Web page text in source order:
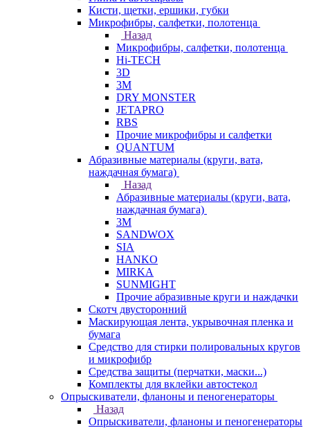
Кисти, щетки, ершики, губки
Микрофибры, салфетки, полотенца
Назад
Микрофибры, салфетки, полотенца
Hi-TECH
3D
3М
DRY MONSTER
JETAPRO
RBS
Прочие микрофибры и салфетки
QUANTUM
Абразивные материалы (круги, вата,
наждачная бумага)
Назад
Абразивные материалы (круги, вата,
наждачная бумага)
3М
SANDWOX
SIA
HANKO
MIRKA
SUNMIGHT
Прочие абразивные круги и наждачки
Скотч двусторонний
Маскирующая лента, укрывочная пленка и
бумага
Средство для стирки полировальных кругов
и микрофибр
Средства защиты (перчатки, маски...)
Комплекты для вклейки автостекол
Опрыскиватели, фланоны и пеногенераторы
Назад
Опрыскиватели, фланоны и пеногенераторы